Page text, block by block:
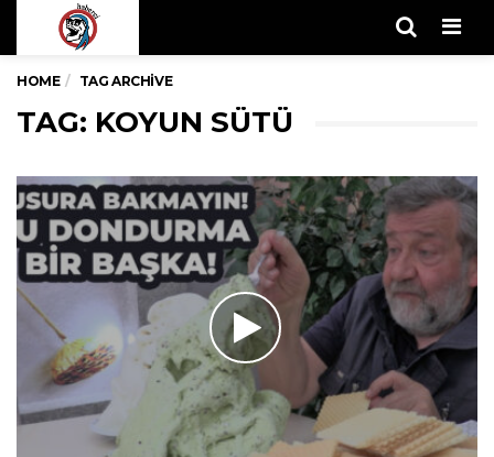
HOME TAG ARCHIVE
TAG: KOYUN SÜTÜ